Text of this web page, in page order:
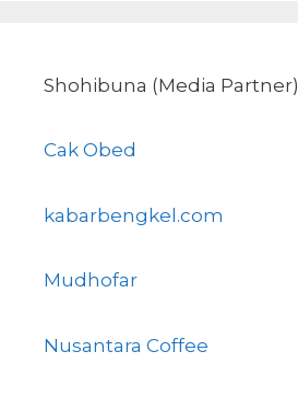
Shohibuna (Media Partner)
Cak Obed
kabarbengkel.com
Mudhofar
Nusantara Coffee